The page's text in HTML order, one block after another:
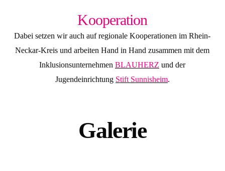
Kooperation
Dabei setzen wir auch auf regionale Kooperationen im Rhein-
Neckar-Kreis und arbeiten Hand in Hand zusammen mit dem
InklusionsunternehmenBLAUHERZ und der
Jugendeinrichtung Stift Sunnisheim.
Galerie